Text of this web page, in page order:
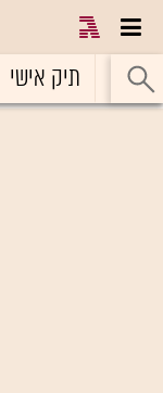
ראשי תיק אישי